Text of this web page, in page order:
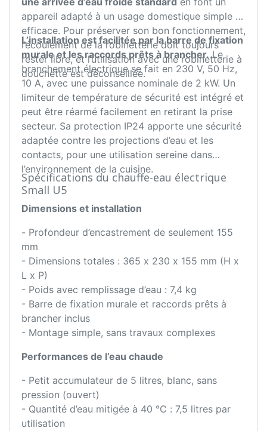
appareil adapté à un usage domestique simple et
efficace. Pour préserver son bon fonctionnement,
l’écoulement de la robinetterie doit toujours
rester libre, et l’utilisation avec une robinetterie à
douchette est déconseillée.
L’installation est facilitée par la barre de fixation
murale et les raccords prêts à brancher.Le
branchement électrique se fait en 230 V, 50 Hz,
10 A, avec une puissance nominale de 2 kW. Un
limiteur de température de sécurité est intégré et
peut être réarmé facilement en retirant la prise
secteur. Sa protection IP24 apporte une sécurité
adaptée contre les projections d’eau et les
contacts, pour une utilisation sereine dans
l’environnement de la cuisine.
Spécifications du chauffe-eau électrique
Small U5
Dimensions et installation
- Profondeur d’encastrement de seulement 155
mm
- Dimensions totales : 365 x 230 x 155 mm (H x
L x P)
- Poids avec remplissage d’eau : 7,4 kg
- Barre de fixation murale et raccords prêts à
brancher inclus
- Montage simple, sans travaux complexes
Performances de l’eau chaude
- Petit accumulateur de 5 litres, blanc, sans
pression (ouvert)
- Quantité d’eau mitigée à 40 °C : 7,5 litres par
utilisation